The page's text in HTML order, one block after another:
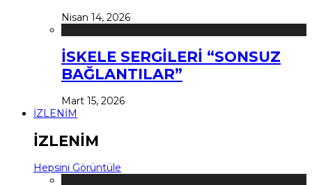
Nisan 14, 2026
İSKELE SERGİLERİ “SONSUZ
BAĞLANTILAR”
Mart 15, 2026
İZLENİM
İZLENİM
Hepsini Görüntüle